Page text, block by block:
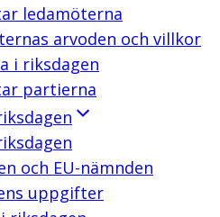
ledamöterna
arvoden och villkor
i riksdagen
partierna
och EU-nämnden
uppgifter